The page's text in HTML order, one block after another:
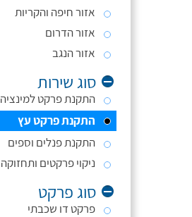
אזור חיפה והקריות
אזור הדרום
אזור הנגב
סוג שירות
התקנת פרקט למינציה
התקנת פרקט עץ
התקנת פנלים וספים
ניקוי פרקטים ותחזוקה
סוג פרקט
פרקט דו שכבתי